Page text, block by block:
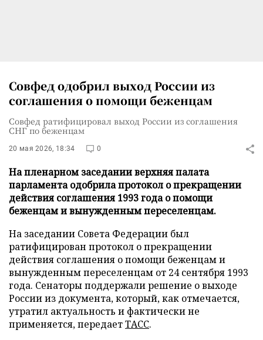
Совфед одобрил выход России из
соглашения о помощи беженцам
Совфед ратифицировал выход России из соглашения
СНГ по беженцам
20 мая 2026, 18:34 0
На пленарном заседании верхняя палата
парламента одобрила протокол о прекращении
действия соглашения 1993 года о помощи
беженцам и вынужденным переселенцам.
На заседании Совета Федерации был
ратифицирован протокол о прекращении
действия соглашения о помощи беженцам и
вынужденным переселенцам от 24 сентября 1993
года. Сенаторы поддержали решение о выходе
России из документа, который, как отмечается,
утратил актуальность и фактически не
применяется, передаетТАСС.